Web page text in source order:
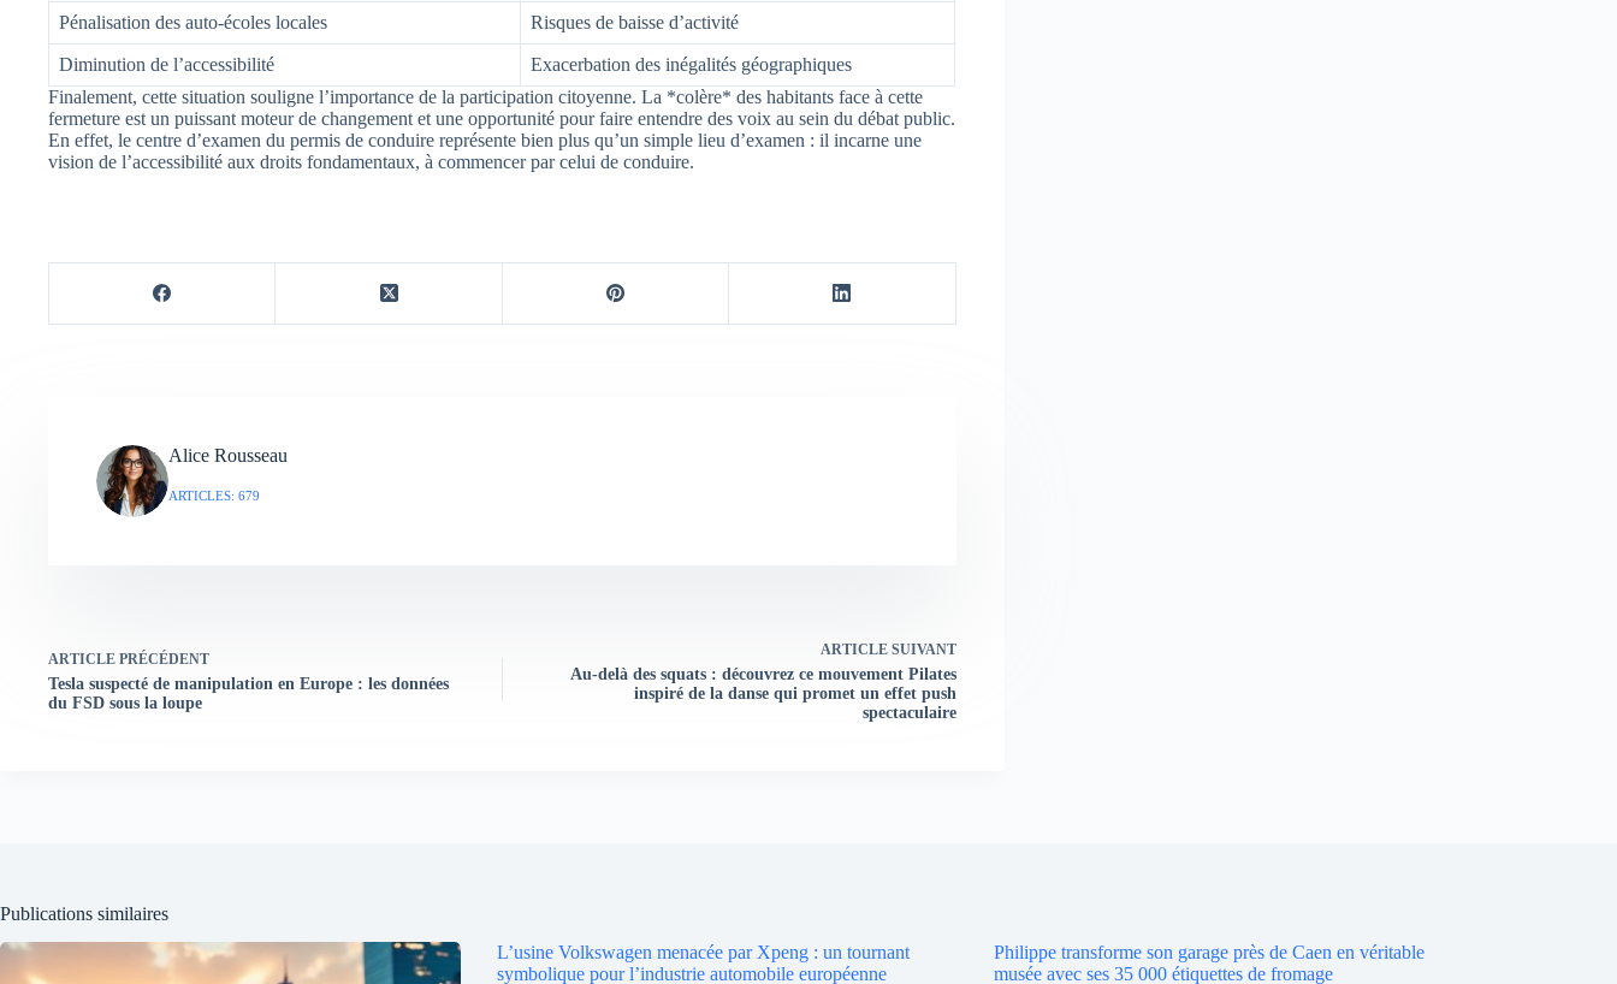
Pénalisation des auto-écoles locales Risques de baisse d’activité
Diminution de l’accessibilité
Exacerbation des inégalités géographiques
Finalement, cette situation souligne l’importance de la participation citoyenne. La *colère* des habitants face à cette
fermeture est un puissant moteur de changement et une opportunité pour faire entendre des voix au sein du débat public.
En effet, le centre d’examen du permis de conduire représente bien plus qu’un simple lieu d’examen : il incarne une
vision de l’accessibilité aux droits fondamentaux, à commencer par celui de conduire.
Alice Rousseau
ARTICLES: 679
ARTICLE PRÉCÉDENT
Tesla suspecté de manipulation en Europe : les données
du FSD sous la loupe
ARTICLESUIVANT
Au-delà des squats : découvrez ce mouvement Pilates
inspiré de la danse qui promet un effet push
spectaculaire
Publications similaires
L’usine Volkswagen menacée par Xpeng : un tournant
symbolique pour l’industrie automobile européenne
Philippe transforme son garage près de Caen en véritable
musée avec ses 35 000 étiquettes de fromage